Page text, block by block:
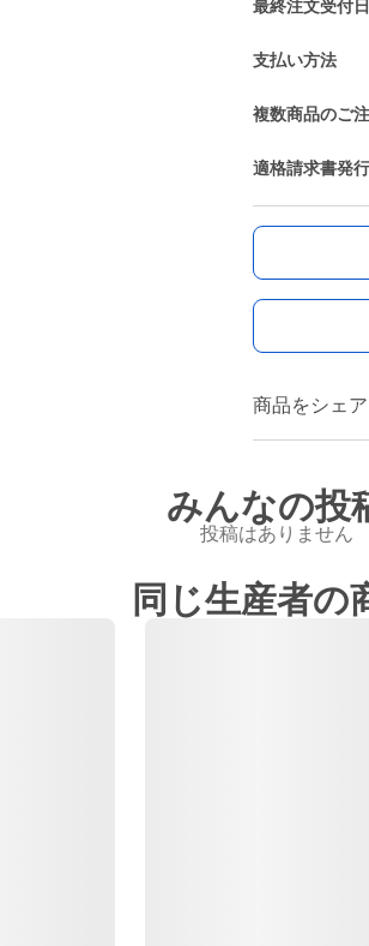
最終注文受付日
支払い方法
複数商品のご
適格請求書発
商品をシェア
みんなの投
投稿はありません
同じ生産者の